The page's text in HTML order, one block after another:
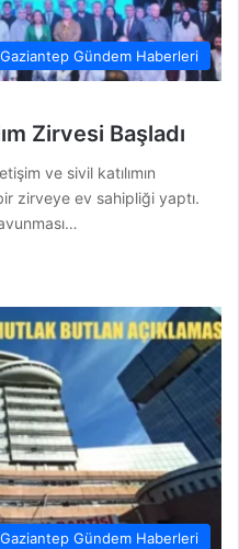
Gaziantep Gündem Haberleri
Zirvesi Başladı
ve sivil katılımın
zirveye ev sahipliği yaptı.
Gaziantep Gündem Haberleri